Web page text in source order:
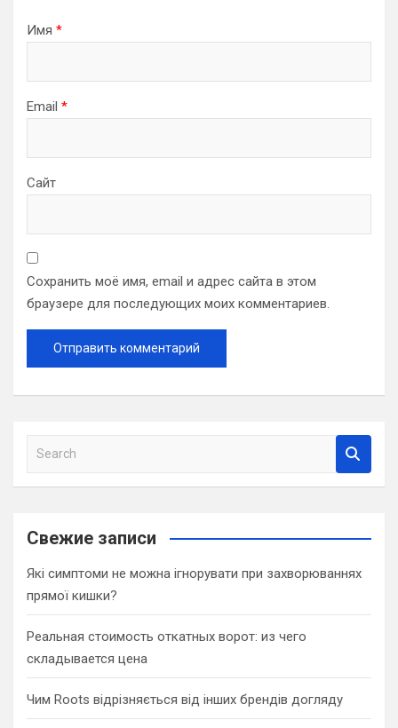
Имя *
Email *
Сайт
Сохранить моё имя, email и адрес сайта в этом
браузере для последующих моих комментариев.
a
c
Свежие записи
Які симптоми не можна ігнорувати при захворюваннях
прямої кишки?
Реальная стоимость откатных ворот: из чего
складывается цена
Чим Roots відрізняється від інших брендів догляду